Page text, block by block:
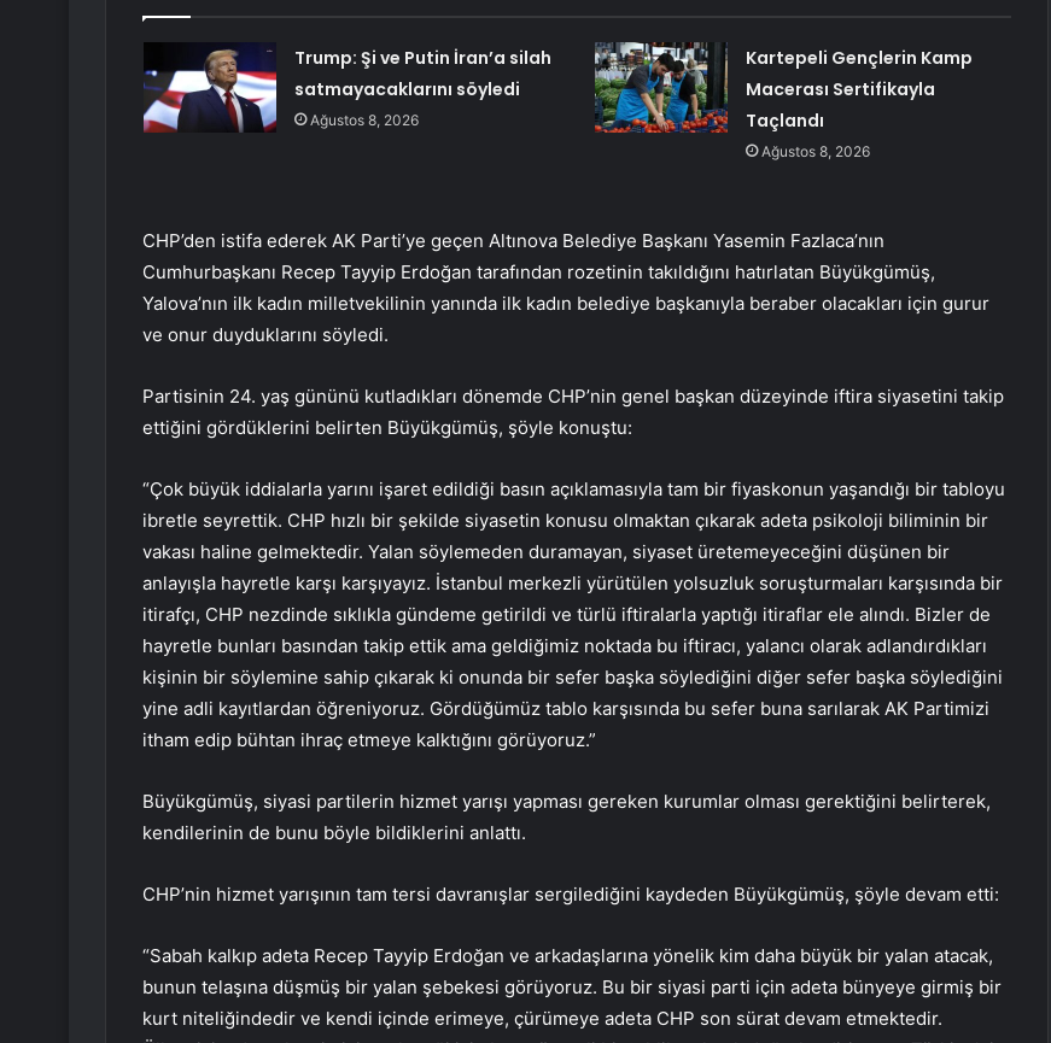
Trump: Şi ve Putin İran’a silah
satmayacaklarını söyledi
Ağustos 8, 2026
Kartepeli Gençlerin Kamp
Macerası Sertifikayla
Taçlandı
Ağustos 8, 2026
CHP’den istifa ederek AK Parti’ye geçen Altınova Belediye Başkanı Yasemin Fazlaca’nın
Cumhurbaşkanı Recep Tayyip Erdoğan tarafından rozetinin takıldığını hatırlatan Büyükgümüş,
Yalova’nın ilk kadın milletvekilinin yanında ilk kadın belediye başkanıyla beraber olacakları için gurur
ve onur duyduklarını söyledi.
Partisinin 24. yaş gününü kutladıkları dönemde CHP’nin genel başkan düzeyinde iftira siyasetini takip
ettiğini gördüklerini belirten Büyükgümüş, şöyle konuştu:
“Çok büyük iddialarla yarını işaret edildiği basın açıklamasıyla tam bir fiyaskonun yaşandığı bir tabloyu
ibretle seyrettik. CHP hızlı bir şekilde siyasetin konusu olmaktan çıkarak adeta psikoloji biliminin bir
vakası haline gelmektedir. Yalan söylemeden duramayan, siyaset üretemeyeceğini düşünen bir
anlayışla hayretle karşı karşıyayız. İstanbul merkezli yürütülen yolsuzluk soruşturmaları karşısında bir
itirafçı, CHP nezdinde sıklıkla gündeme getirildi ve türlü iftiralarla yaptığı itiraflar ele alındı. Bizler de
hayretle bunları basından takip ettik ama geldiğimiz noktada bu iftiracı, yalancı olarak adlandırdıkları
kişinin bir söylemine sahip çıkarak ki onunda bir sefer başka söylediğini diğer sefer başka söylediğini
yine adli kayıtlardan öğreniyoruz. Gördüğümüz tablo karşısında bu sefer buna sarılarak AK Partimizi
itham edip bühtan ihraç etmeye kalktığını görüyoruz.”
Büyükgümüş, siyasi partilerin hizmet yarışı yapması gereken kurumlar olması gerektiğini belirterek,
kendilerinin de bunu böyle bildiklerini anlattı.
CHP’nin hizmet yarışının tam tersi davranışlar sergilediğini kaydeden Büyükgümüş, şöyle devam etti:
“Sabah kalkıp adeta Recep Tayyip Erdoğan ve arkadaşlarına yönelik kim daha büyük bir yalan atacak,
bunun telaşına düşmüş bir yalan şebekesi görüyoruz. Bu bir siyasi parti için adeta bünyeye girmiş bir
kurt niteliğindedir ve kendi içinde erimeye, çürümeye adeta CHP son sürat devam etmektedir.